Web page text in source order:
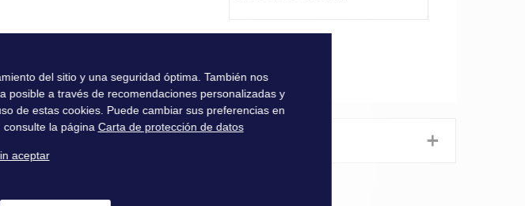
+
del sitio y una seguridad óptima. También nos
posible a través de recomendaciones personalizadas y
de estas cookies. Puede cambiar sus preferencias en
la página Carta de protección de datos
aceptar